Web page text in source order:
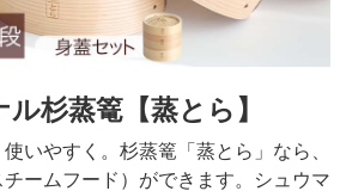
杉蒸篭【蒸とら】
いやすく。杉蒸篭「蒸とら」なら、
ームフード）ができます。シュウマ